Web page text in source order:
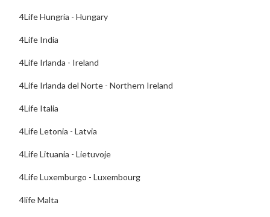
4Life Hungría - Hungary
4Life India
4Life Irlanda - Ireland
4Life Irlanda del Norte - Northern Ireland
4Life Italia
4Life Letonia - Latvia
4Life Lituania - Lietuvoje
4Life Luxemburgo - Luxembourg
4life Malta